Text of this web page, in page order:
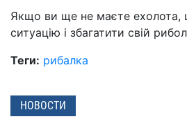
Якщо ви ще не маєте ехолота,
ситуацію і збагатити свій
Теги: рибалка
НОВОСТИ